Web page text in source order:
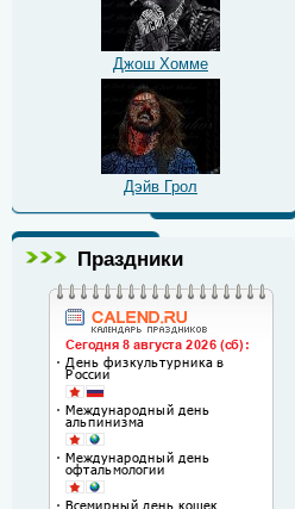
Джош Хомме
Дэйв Грол
Праздники